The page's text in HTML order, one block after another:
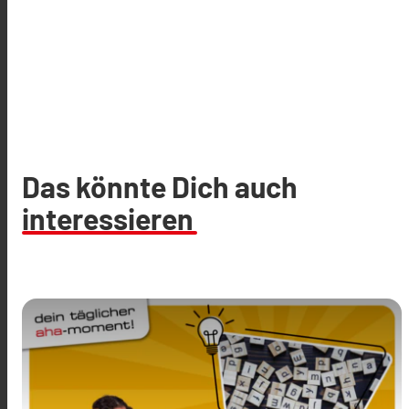
Das könnte Dich auch
interessieren